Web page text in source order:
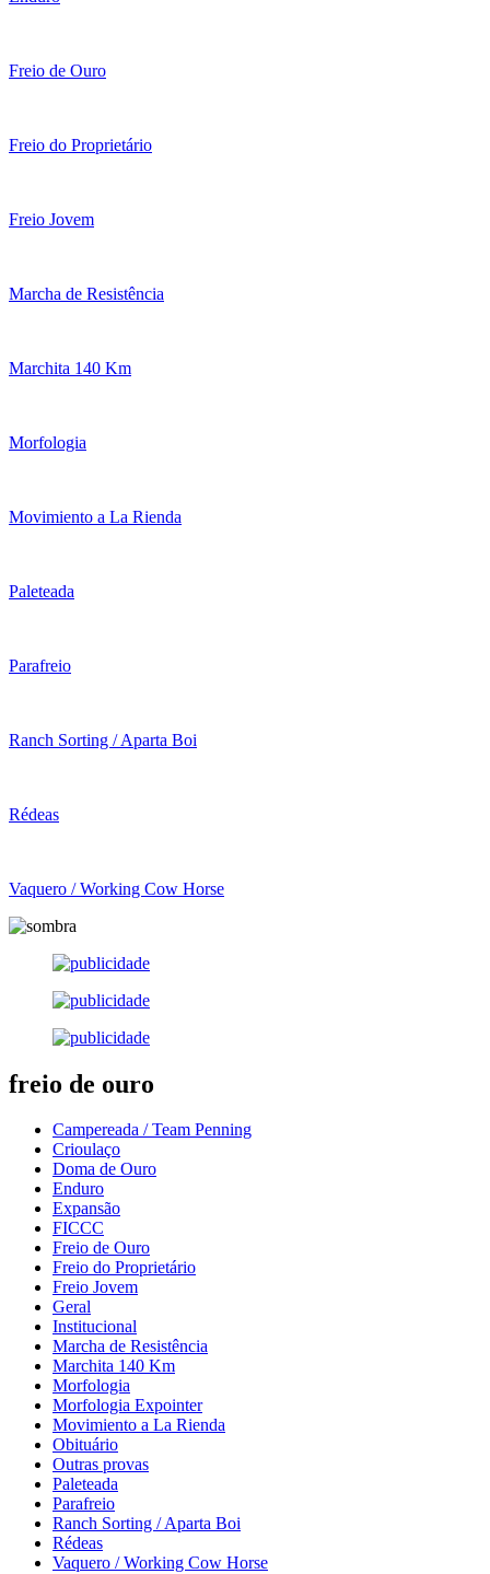
Freio de Ouro
Freio do Proprietário
Freio Jovem
Marcha de Resistência
Marchita 140 Km
Morfologia
Movimiento a La Rienda
Paleteada
Parafreio
Ranch Sorting / Aparta Boi
Rédeas
Vaquero / Working Cow Horse
freio de ouro
Campereada / Team Penning
Crioulaço
Doma de Ouro
Enduro
Expansão
FICCC
Freio de Ouro
Freio do Proprietário
Freio Jovem
Geral
Institucional
Marcha de Resistência
Marchita 140 Km
Morfologia
Morfologia Expointer
Movimiento a La Rienda
Obituário
Outras provas
Paleteada
Parafreio
Ranch Sorting / Aparta Boi
Rédeas
Vaquero / Working Cow Horse